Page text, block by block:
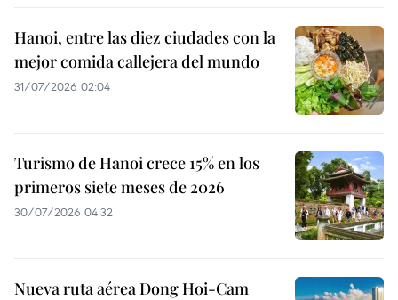
Hanoi, entre las diez ciudades con la
mejor comida callejera del mundo
31/07/2026 02:04
Turismo de Hanoi crece 15% en los
primeros siete meses de 2026
30/07/2026 04:32
Nueva ruta aérea Dong Hoi-Cam